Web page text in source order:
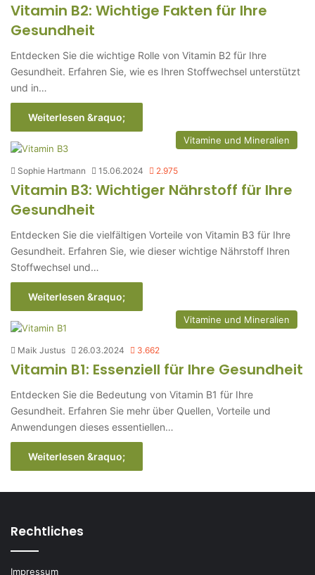
Vitamin B2: Wichtige Fakten für Ihre
Gesundheit
Entdecken Sie die wichtige Rolle von Vitamin B2 für Ihre
Gesundheit. Erfahren Sie, wie es Ihren Stoffwechsel unterstützt
und in…
Weiterlesen &raquo;
Vitamine und Mineralien
Sophie Hartmann 15.06.2024 2.975
Vitamin B3: Wichtiger Nährstoff für Ihre
Gesundheit
Entdecken Sie die vielfältigen Vorteile von Vitamin B3 für Ihre
Gesundheit. Erfahren Sie, wie dieser wichtige Nährstoff Ihren
Stoffwechsel und…
Weiterlesen &raquo;
Vitamine und Mineralien
Maik Justus 26.03.2024 3.662
Vitamin B1: Essenziell für Ihre Gesundheit
Entdecken Sie die Bedeutung von Vitamin B1 für Ihre
Gesundheit. Erfahren Sie mehr über Quellen, Vorteile und
Anwendungen dieses essentiellen…
Weiterlesen &raquo;
Rechtliches
Impressum